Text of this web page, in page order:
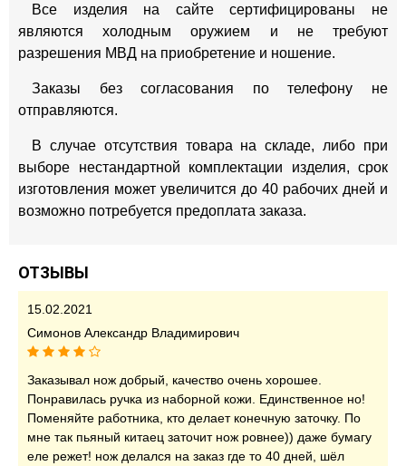
Все изделия на сайте сертифицированы не
являются холодным оружием и не требуют
разрешения МВД на приобретение и ношение.
Заказы без согласования по телефону не
отправляются.
В случае отсутствия товара на складе, либо при
выборе нестандартной комплектации изделия, срок
изготовления может увеличится до 40 рабочих дней и
возможно потребуется предоплата заказа.
ОТЗЫВЫ
15.02.2021
Симонов Александр Владимирович
Заказывал нож добрый, качество очень хорошее.
Понравилась ручка из наборной кожи. Единственное но!
Поменяйте работника, кто делает конечную заточку. По
мне так пьяный китаец заточит нож ровнее)) даже бумагу
еле режет! нож делался на заказ где то 40 дней, шёл